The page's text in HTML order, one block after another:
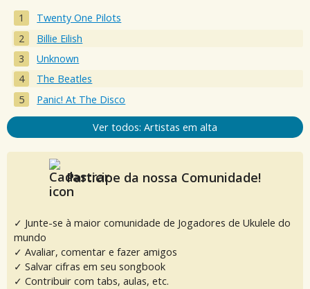
Twenty One Pilots
Billie Eilish
Unknown
The Beatles
Panic! At The Disco
Ver todos: Artistas em alta
Participe da nossa Comunidade!
✓ Junte-se à maior comunidade de Jogadores de Ukulele do
mundo
✓ Avaliar, comentar e fazer amigos
✓ Salvar cifras em seu songbook
✓ Contribuir com tabs, aulas, etc.